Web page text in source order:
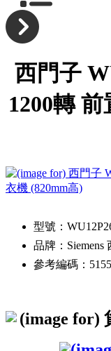
西門子
1200轉
型號：
品牌：Siemens
參考編碼：5155